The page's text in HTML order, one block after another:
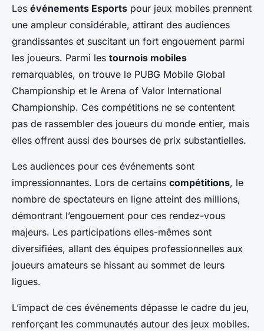
Les événements Esports pour jeux mobiles prennent
une ampleur considérable, attirant des audiences
grandissantes et suscitant un fort engouement parmi
les joueurs. Parmi les tournois mobiles
remarquables, on trouve le PUBG Mobile Global
Championship et le Arena of Valor International
Championship. Ces compétitions ne se contentent
pas de rassembler des joueurs du monde entier, mais
elles offrent aussi des bourses de prix substantielles.
Les audiences pour ces événements sont
impressionnantes. Lors de certains compétitions, le
nombre de spectateurs en ligne atteint des millions,
démontrant l’engouement pour ces rendez-vous
majeurs. Les participations elles-mêmes sont
diversifiées, allant des équipes professionnelles aux
joueurs amateurs se hissant au sommet de leurs
ligues.
L’impact de ces événements dépasse le cadre du jeu,
renforçant les communautés autour des jeux mobiles.